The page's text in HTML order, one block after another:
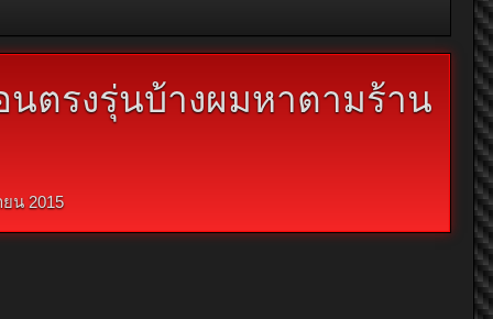
ตรงรุ่นบ้างผมหาตามร้าน
น 2015